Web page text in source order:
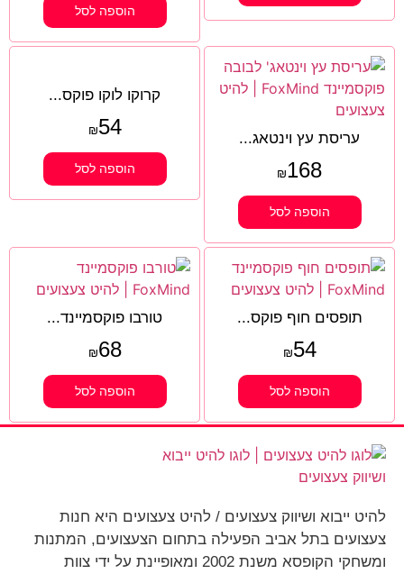
הוספה לסל
עריסת עץ וינטאג...
₪168
הוספה לסל
קרוקו לוקו פוקס...
₪54
הוספה לסל
תופסים חוף פוקס...
₪54
הוספה לסל
טורבו פוקסמיינד...
₪68
הוספה לסל
להיט ייבוא ושיווק צעצועים / להיט צעצועים היא חנות
צעצועים בתל אביב הפעילה בתחום הצעצועים, המתנות
ומשחקי הקופסא משנת 2002 ומאופיינת על ידי צוות